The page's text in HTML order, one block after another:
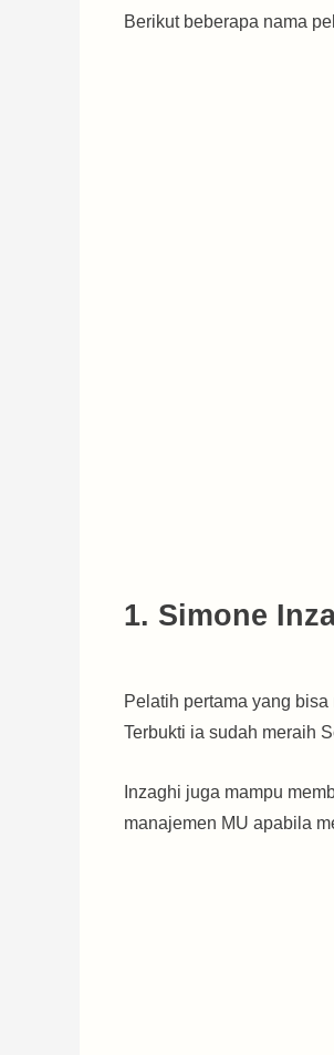
Berikut beberapa nama
1. Simone
Pelatih pertama yang
Terbukti ia sudah meraih
Inzaghi juga mampu
manajemen MU apabila